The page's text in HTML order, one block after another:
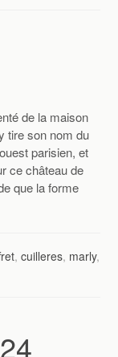
de la maison
tire son nom du
parisien, et
ce château de
que la forme
,cuilleres, marly,